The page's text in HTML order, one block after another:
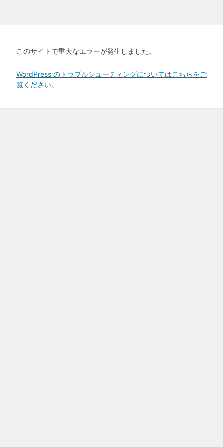
このサイトで重大なエラーが発生しました。
WordPress のトラブルシューティングについてはこちらをご
覧ください。